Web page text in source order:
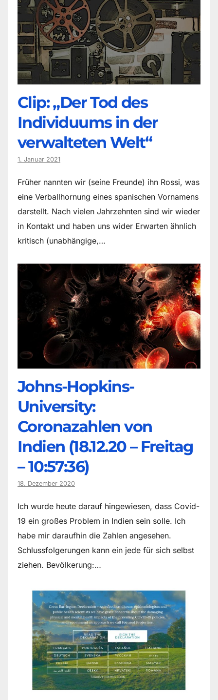
Clip: „Der Tod des
Individuums in der
verwalteten Welt“
1. Januar 2021
Früher nannten wir (seine Freunde) ihn Rossi, was
eine Verballhornung eines spanischen Vornamens
darstellt. Nach vielen Jahrzehnten sind wir wieder
in Kontakt und haben uns wider Erwarten ähnlich
kritisch (unabhängige,…
Johns-Hopkins-
University:
Coronazahlen von
Indien (18.12.20 – Freitag
– 10:57:36)
18. Dezember 2020
Ich wurde heute darauf hingewiesen, dass Covid-
19 ein großes Problem in Indien sein solle. Ich
habe mir daraufhin die Zahlen angesehen.
Schlussfolgerungen kann ein jede für sich selbst
ziehen. Bevölkerung:…